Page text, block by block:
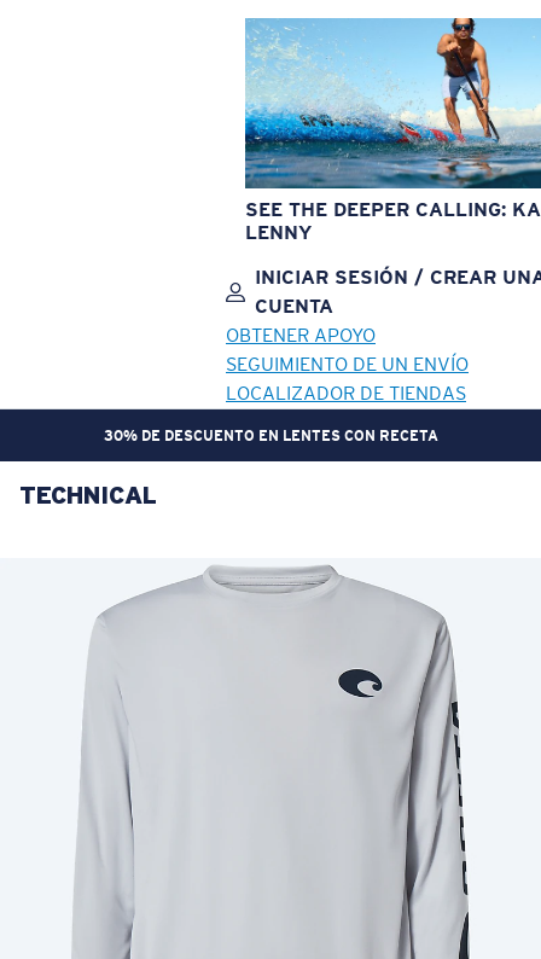
SEE THE DEEPER CALLING:
LENNY
INICIAR SESIÓN / CREAR
CUENTA
OBTENER APOYO
SEGUIMIENTO DE UN ENVÍO
LOCALIZADOR DE TIENDAS
30% DE DESCUENTO EN LENTES CON RECETA
OBJETIVO ACTUALIZADO
Precio:
Cantidad:
TECHNICAL